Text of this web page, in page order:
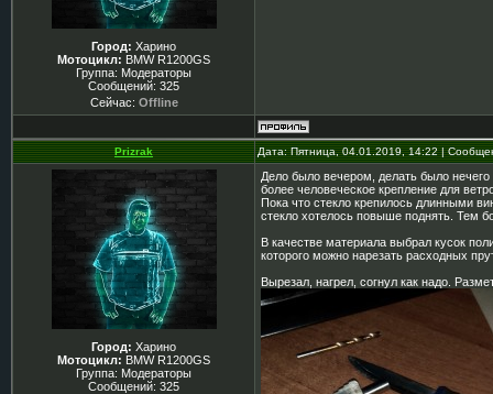
Город: Харино
Мотоцикл: BMW R1200GS
Группа: Модераторы
Сообщений: 325
Сейчас: Offline
Prizrak Дата: Пятница, 04.01.2019, 14:22 |
Город: Харино
Мотоцикл: BMW R1200GS
Группа: Модераторы
Сообщений: 325
Дело было вечером, делать было
более человеческое крепление для
Пока что стекло крепилось длинными
стекло хотелось повыше поднять. Тем
В качестве материала выбрал кусок
которого можно нарезать расходных
Вырезал, нагрел, согнул как надо.